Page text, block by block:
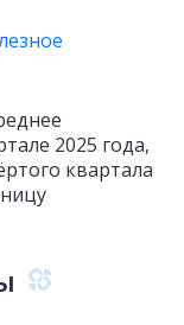
2025 года,
квартала